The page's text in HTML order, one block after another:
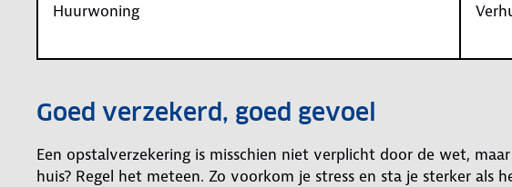
Huurwoning
Goed verzekerd, goed gevoel
Een opstalverzekering is misschien niet verplicht door de wet,
huis? Regel het meteen. Zo voorkom je stress en sta je sterker als